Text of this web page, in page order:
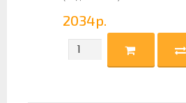
2034р.